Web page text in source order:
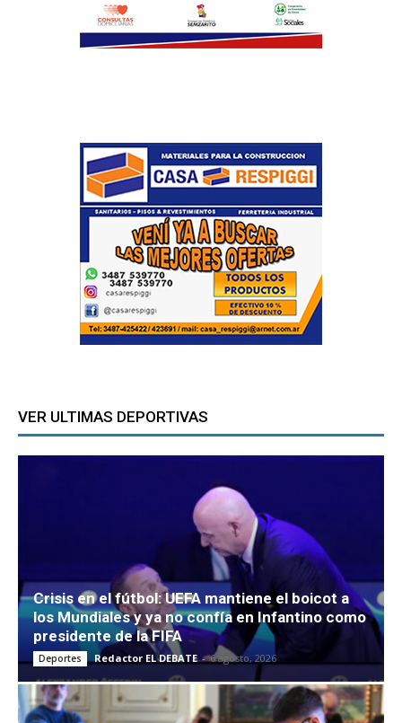
VER ULTIMAS DEPORTIVAS
Crisis en el fútbol: UEFA mantiene el boicot a
los Mundiales y ya no confía en Infantino como
presidente de la FIFA
Deportes Redactor EL DEBATE - 6 agosto, 2026